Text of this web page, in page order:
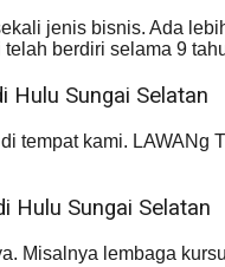
jenis bisnis. Ada
berdiri selama 9
Sungai Selatan
tempat kami.
Hulu Sungai Selatan
Misalnya lembaga